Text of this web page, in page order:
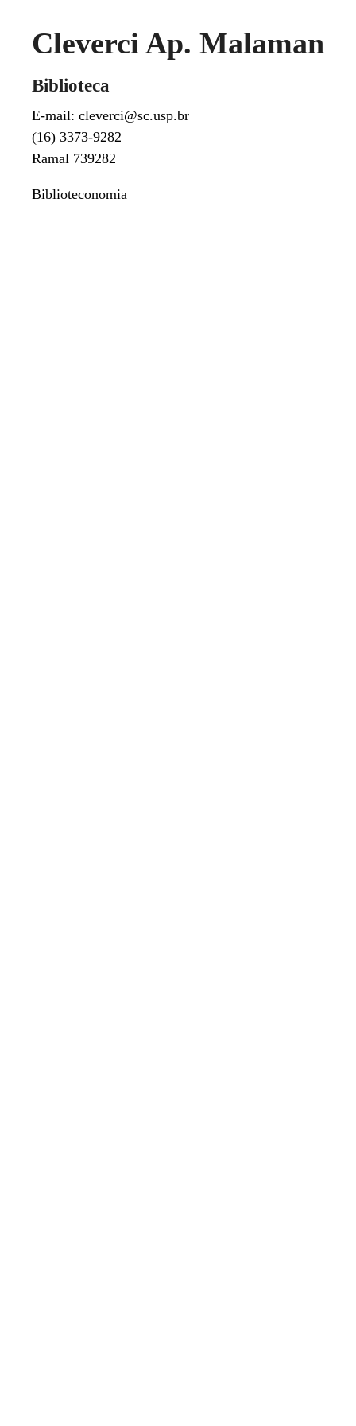
Cleverci Ap. Malaman
Biblioteca
E-mail: cleverci@sc.usp.br
(16) 3373-9282
Ramal 739282
Biblioteconomia